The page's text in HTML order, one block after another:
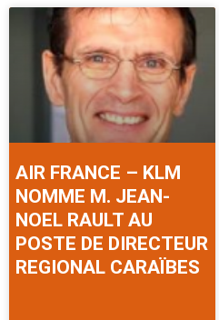
AIR FRANCE – KLM
NOMME M. JEAN-
NOEL RAULT AU
POSTE DE DIRECTEUR
REGIONAL CARAÏBES